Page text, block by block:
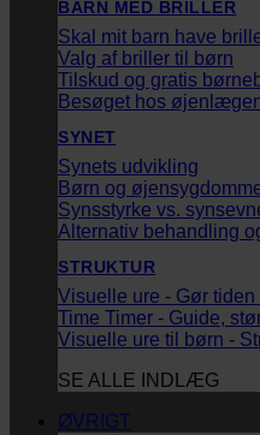
BARN MED BRILLER
Skal mit barn have
Valg af briller til børn
Tilskud og gratis
Besøget hos
SYNET
Synets udvikling
Børn og
Synsstyrke vs.
Alternativ behandling
STRUKTUR
Visuelle ure - Gør tiden
Time Timer - Guide,
Visuelle ure til børn -
SE ALLE INDLÆG
ØVRIGT